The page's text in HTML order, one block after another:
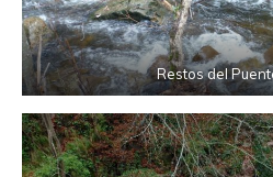
Restos del